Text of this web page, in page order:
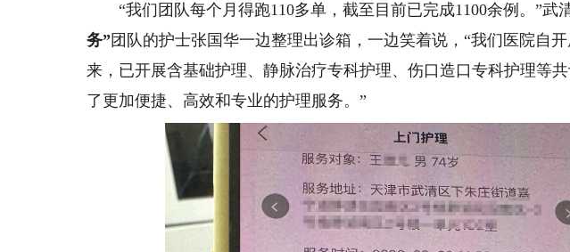
“我们团队每个月得跑110多单，截至目前已完成1100余例。”武
务”团队的护士张国华一边整理出诊箱，一边笑着说，“我们医院自
来，已开展含基础护理、静脉治疗专科护理、伤口造口专科护理等
了更加便捷、高效和专业的护理服务。”